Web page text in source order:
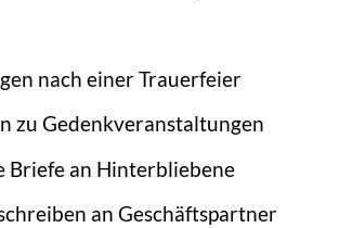
nach einer Trauerfeier
zu Gedenkveranstaltungen
Briefe an Hinterbliebene
an Geschäftspartner